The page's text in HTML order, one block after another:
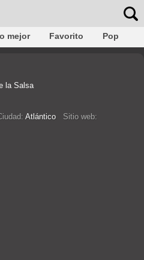
mejor Favorito
Pop
la Salsa
Atlántico Sitio web: